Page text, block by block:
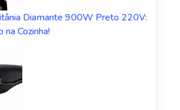
Diamante 900W Preto 220V:
Cozinha!